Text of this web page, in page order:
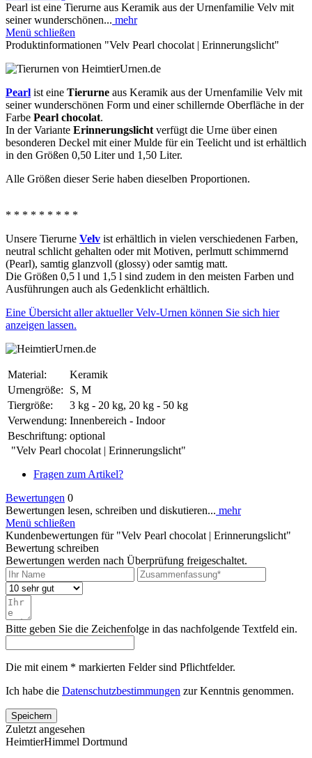
Pearl ist eine Tierurne aus Keramik aus der Urnenfamilie Velv mit
seiner wunderschönen... mehr
Menü schließen
Produktinformationen "Velv Pearl chocolat | Erinnerungslicht"
Pearl ist eine Tierurne aus Keramik aus der Urnenfamilie Velv mit
seiner wunderschönen Form und einer schillernde Oberfläche in der
Farbe Pearl chocolat.
In der Variante Erinnerungslicht verfügt die Urne über einen
besonderen Deckel mit einer Mulde für ein Teelicht und ist erhältlich
in den Größen 0,50 Liter und 1,50 Liter.
Alle Größen dieser Serie haben dieselben Proportionen.
* * * * * * * * *
Unsere Tierurne Velv ist erhältlich in vielen verschiedenen Farben,
neutral schlicht gehalten oder mit Motiven, perlmutt schimmernd
(Pearl), samtig glanzvoll (glossy) oder samtig matt.
Die Größen 0,5 l und 1,5 l sind zudem in den meisten Farben und
Ausführungen auch als Gedenklicht erhältlich.
Eine Übersicht aller aktueller Velv-Urnen können Sie sich hier
anzeigen lassen.
Material:
Keramik
Urnengröße:
S, M
Tiergröße:
3 kg - 20 kg, 20 kg - 50 kg
Verwendung: Innenbereich - Indoor
Beschriftung: optional
"Velv Pearl chocolat | Erinnerungslicht"
Fragen zum Artikel?
Bewertungen 0
Bewertungen lesen, schreiben und diskutieren... mehr
Menü schließen
Kundenbewertungen für "Velv Pearl chocolat | Erinnerungslicht"
Bewertung schreiben
Bewertungen werden nach Überprüfung freigeschaltet.
Bitte geben Sie die Zeichenfolge in das nachfolgende Textfeld ein.
Die mit einem * markierten Felder sind Pflichtfelder.
Ich habe die Datenschutzbestimmungen zur Kenntnis genommen.
Speichern
Zuletzt angesehen
HeimtierHimmel Dortmund